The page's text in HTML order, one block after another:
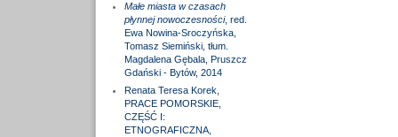
Małe miasta w czasach
płynnej nowoczesności, red.
Ewa Nowina-Sroczyńska,
Tomasz Siemiński, tłum.
Magdalena Gębala, Pruszcz
Gdański - Bytów, 2014
Renata Teresa Korek,
PRACE POMORSKIE,
CZĘŚĆ I:
ETNOGRAFICZNA,